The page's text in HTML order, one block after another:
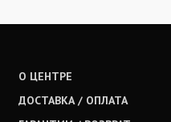
О ЦЕНТРЕ
ДОСТАВКА / ОПЛАТА